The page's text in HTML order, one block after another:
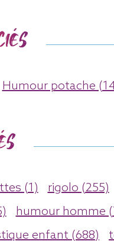
Humour potache
(1) rigolo (255)
humour homme
enfant (688)